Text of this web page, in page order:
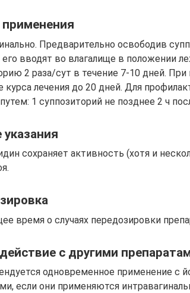
Предварительно освободив
его вводят во влагалище в положении
2 раза/сут в течение 7-10 дней.
курса лечения до 20 дней. Для
1 суппозиторий не позднее 2 ч
сохраняет активность (хотя и
время о случаях передозировки
с другими
одновременное применение с
если они применяются